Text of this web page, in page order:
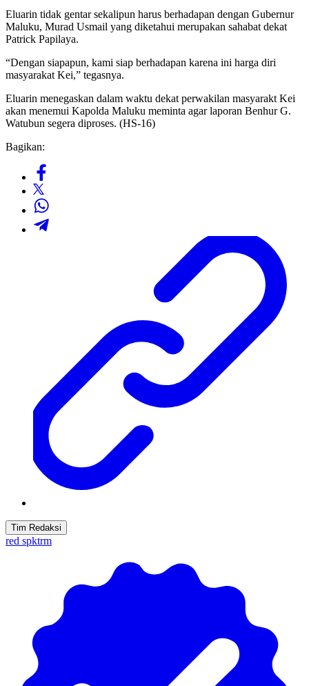
Eluarin tidak gentar sekalipun harus berhadapan dengan Gubernur
Maluku, Murad Usmail yang diketahui merupakan sahabat dekat
Patrick Papilaya.
“Dengan siapapun, kami siap berhadapan karena ini harga diri
masyarakat Kei,” tegasnya.
Eluarin menegaskan dalam waktu dekat perwakilan masyarakt Kei
akan menemui Kapolda Maluku meminta agar laporan Benhur G.
Watubun segera diproses. (HS-16)
Bagikan:
Tim Redaksi
red spktrm